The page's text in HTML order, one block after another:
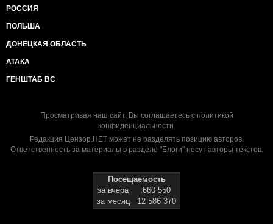
РОССИЯ
ПОЛЬША
ДОНЕЦКАЯ ОБЛАСТЬ
АТАКА
ГЕНШТАБ ВС
Просматривая наш сайт, Вы соглашаетесь с политикой
конфиденциальности.
Редакция Цензор.НЕТ может не разделять позицию авторов.
Ответственность за материалы в разделе "Блоги" несут авторы текстов.
Посещаемость
за вчера
660 550
за месяц
12 586 370